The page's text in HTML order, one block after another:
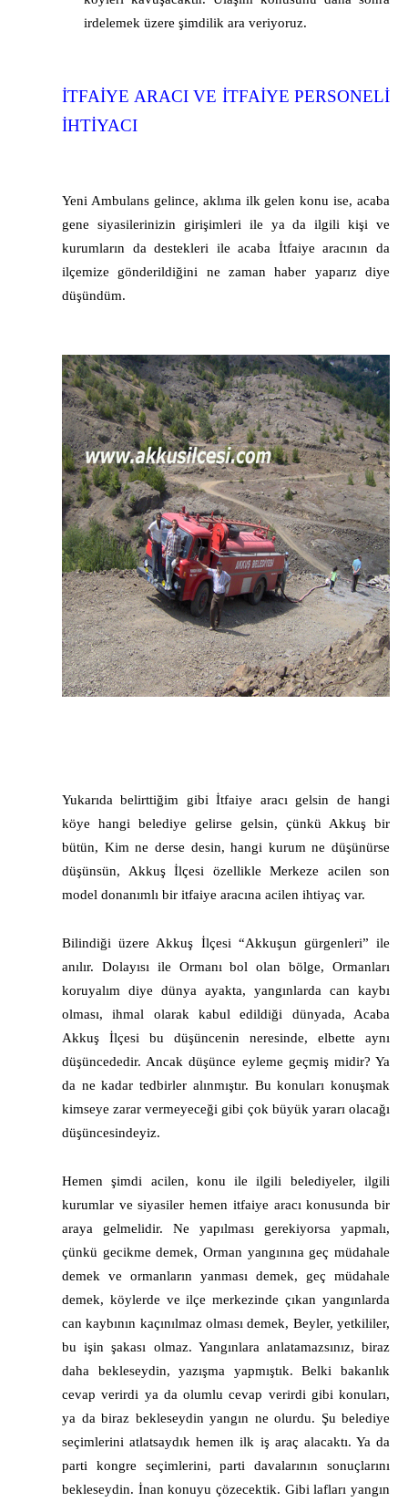
irdelemek üzere şimdilik ara veriyoruz.
İTFAİYE ARACI VE İTFAİYE PERSONELİ
İHTİYACI
Yeni Ambulans gelince, aklıma ilk gelen konu ise, acaba
gene siyasilerinizin girişimleri ile ya da ilgili kişi ve
kurumların da destekleri ile acaba İtfaiye aracının da
ilçemize gönderildiğini ne zaman haber yaparız diye
düşündüm.
Yukarıda belirttiğim gibi İtfaiye aracı gelsin de hangi
köye hangi belediye gelirse gelsin, çünkü Akkuş bir
bütün, Kim ne derse desin, hangi kurum ne düşünürse
düşünsün, Akkuş İlçesi özellikle Merkeze acilen son
model donanımlı bir itfaiye aracına acilen ihtiyaç var.
Bilindiği üzere Akkuş İlçesi “Akkuşun gürgenleri” ile
anılır. Dolayısı ile Ormanı bol olan bölge, Ormanları
koruyalım diye dünya ayakta, yangınlarda can kaybı
olması, ihmal olarak kabul edildiği dünyada, Acaba
Akkuş İlçesi bu düşüncenin neresinde, elbette aynı
düşüncededir. Ancak düşünce eyleme geçmiş midir? Ya
da ne kadar tedbirler alınmıştır. Bu konuları konuşmak
kimseye zarar vermeyeceği gibi çok büyük yararı olacağı
düşüncesindeyiz.
Hemen şimdi acilen, konu ile ilgili belediyeler, ilgili
kurumlar ve siyasiler hemen itfaiye aracı konusunda bir
araya gelmelidir. Ne yapılması gerekiyorsa yapmalı,
çünkü gecikme demek, Orman yangınına geç müdahale
demek ve ormanların yanması demek, geç müdahale
demek, köylerde ve ilçe merkezinde çıkan yangınlarda
can kaybının kaçınılmaz olması demek, Beyler, yetkililer,
bu işin şakası olmaz. Yangınlara anlatamazsınız, biraz
daha bekleseydin, yazışma yapmıştık. Belki bakanlık
cevap verirdi ya da olumlu cevap verirdi gibi konuları,
ya da biraz bekleseydin yangın ne olurdu. Şu belediye
seçimlerini atlatsaydık hemen ilk iş araç alacaktı. Ya da
parti kongre seçimlerini, parti davalarının sonuçlarını
bekleseydin. İnan konuyu çözecektik. Gibi lafları yangın